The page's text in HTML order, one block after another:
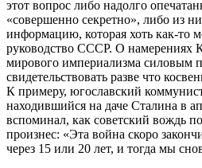
этот вопрос либо надолго
«совершенно секретно», либо из
информацию, которая хоть как-то
руководство СССР. О намерениях
мирового империализма силовым
свидетельствовать разве что
К примеру, югославский
находившийся на даче Сталина в
вспоминал, как советский вождь
произнес: «Эта война скоро
через 15 или 20 лет, и тогда мы